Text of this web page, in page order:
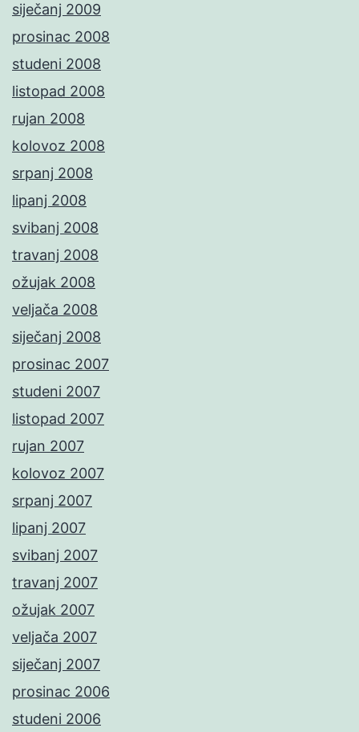
siječanj 2009
prosinac 2008
studeni 2008
listopad 2008
rujan 2008
kolovoz 2008
srpanj 2008
lipanj 2008
svibanj 2008
travanj 2008
ožujak 2008
veljača 2008
siječanj 2008
prosinac 2007
studeni 2007
listopad 2007
rujan 2007
kolovoz 2007
srpanj 2007
lipanj 2007
svibanj 2007
travanj 2007
ožujak 2007
veljača 2007
siječanj 2007
prosinac 2006
studeni 2006